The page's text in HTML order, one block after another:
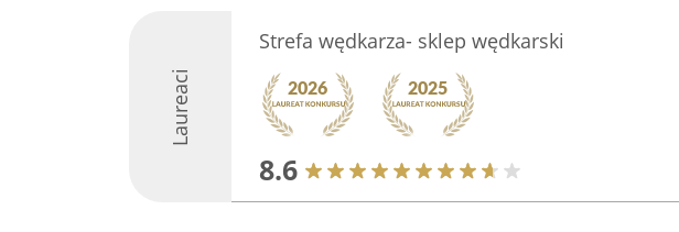
Laureaci
Strefa wędkarza- sklep wędkarski
8.6